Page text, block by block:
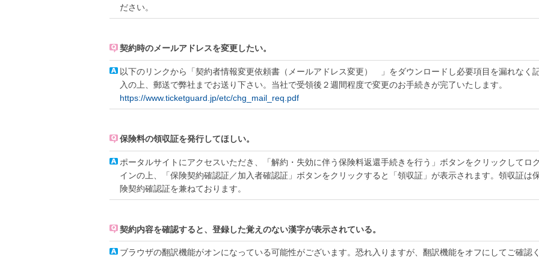
ださい。
契約時のメールアドレスを変更したい。
以下のリンクから「契約者情報変更依頼書（メールアドレス変更） 」をダウンロードし必要項目を漏れなく
入の上、郵送で弊社までお送り下さい。当社で受領後２週間程度で変更のお手続きが完了いたします。
https://www.ticketguard.jp/etc/chg_mail_req.pdf
保険料の領収証を発行してほしい。
ポータルサイトにアクセスいただき、「解約・失効に伴う保険料返還手続きを行う」ボタンをクリックしてロ
インの上、「保険契約確認証／加入者確認証」ボタンをクリックすると「領収証」が表示されます。領収証は
険契約確認証を兼ねております。
契約内容を確認すると、登録した覚えのない漢字が表示されている。
ブラウザの翻訳機能がオンになっている可能性がございます。恐れ入りますが、翻訳機能をオフにしてご確認く